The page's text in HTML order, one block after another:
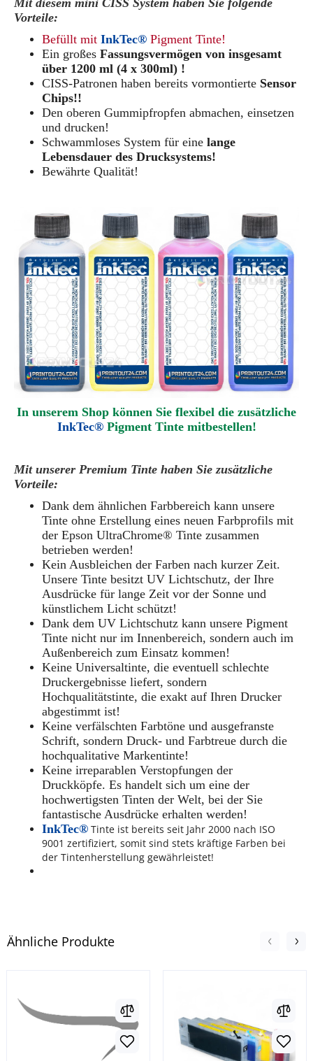
Mit diesem mini CISS System haben Sie folgende
Vorteile:
Befüllt mit InkTec® Pigment Tinte!
Ein großes Fassungsvermögen von insgesamt
über 1200 ml (4 x 300ml) !
CISS-Patronen haben bereits vormontierte Sensor
Chips!!
Den oberen Gummipfropfen abmachen, einsetzen
und drucken!
Schwammloses System für eine lange
Lebensdauer des Drucksystems!
Bewährte Qualität!
In unserem Shop können Sie flexibel die zusätzliche
InkTec® Pigment Tinte mitbestellen!
Mit unserer Premium Tinte haben Sie zusätzliche
Vorteile:
Dank dem ähnlichen Farbbereich kann unsere
Tinte ohne Erstellung eines neuen Farbprofils mit
der Epson UltraChrome® Tinte zusammen
betrieben werden!
Kein Ausbleichen der Farben nach kurzer Zeit.
Unsere Tinte besitzt UV Lichtschutz, der Ihre
Ausdrücke für lange Zeit vor der Sonne und
künstlichem Licht schützt!
Dank dem UV Lichtschutz kann unsere Pigment
Tinte nicht nur im Innenbereich, sondern auch im
Außenbereich zum Einsatz kommen!
Keine Universaltinte, die eventuell schlechte
Druckergebnisse liefert, sondern
Hochqualitätstinte, die exakt auf Ihren Drucker
abgestimmt ist!
Keine verfälschten Farbtöne und ausgefranste
Schrift, sondern Druck- und Farbtreue durch die
hochqualitative Markentinte!
Keine irreparablen Verstopfungen der
Druckköpfe. Es handelt sich um eine der
hochwertigsten Tinten der Welt, bei der Sie
fantastische Ausdrücke erhalten werden!
InkTec® Tinte ist bereits seit Jahr 2000 nach ISO
9001 zertifiziert, somit sind stets kräftige Farben bei
der Tintenherstellung gewährleistet!
Ähnliche Produkte